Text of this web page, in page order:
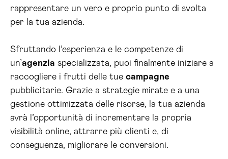
rappresentare un vero e proprio punto di svolta
per la tua azienda.
Sfruttando l’esperienza e le competenze di
un’agenzia specializzata, puoi finalmente iniziare a
raccogliere i frutti delle tue campagne
pubblicitarie. Grazie a strategie mirate e a una
gestione ottimizzata delle risorse, la tua azienda
avrà l’opportunità di incrementare la propria
visibilità online, attrarre più clienti e, di
conseguenza, migliorare le conversioni.